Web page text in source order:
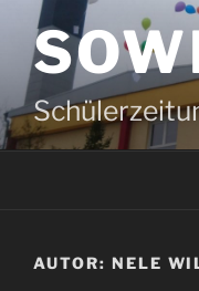
Inhalt
springen
AUTOR: NELE